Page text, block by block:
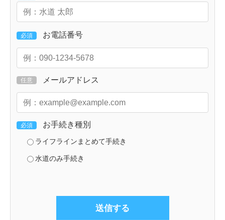
必須 お電話番号
任意 メールアドレス
必須 お手続き種別
ライフラインまとめて手続き
水道のみ手続き